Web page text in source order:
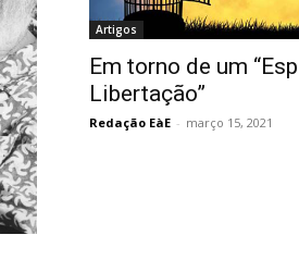
Artigos
Em torno de um
Libertação”
Redação EàE - março 15, 2021